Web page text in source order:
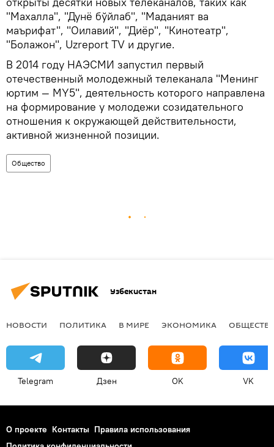
"Махалла", "Дунё бўйлаб", "Маданият ва
маърифат", "Оилавий", "Диёр", "Кинотеатр",
"Болажон", Uzreport TV и другие.
В 2014 году НАЭСМИ запустил первый
отечественный молодежный телеканала "Менинг
юртим — MY5", деятельность которого направлена
на формирование у молодежи созидательного
отношения к окружающей действительности,
активной жизненной позиции.
Общество
Узбекистан
НОВОСТИ ПОЛИТИКА В МИРЕ ЭКОНОМИКА
Telegram Дзен OK VK
О проекте Контакты Правила использования